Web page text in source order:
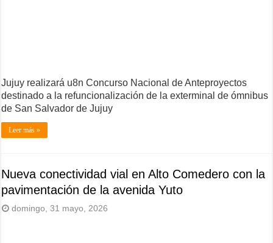
Jujuy realizará u8n Concurso Nacional de Anteproyectos
destinado a la refuncionalización de la exterminal de ómnibus
de San Salvador de Jujuy
Leer más »
Nueva conectividad vial en Alto Comedero con la
pavimentación de la avenida Yuto
domingo, 31 mayo, 2026